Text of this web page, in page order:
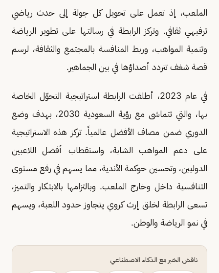
الملعب، إذ تعمل على تحويل كل جولة إلى حدث رياضي
ترفيهي ثقافي. وتركز الرابطة في رسالتها على تطوير الرياضة
وتنمية المواهب، وربط المنافسة بالمجتمع والثقافة، لرسم
قصة شغف تتردد أصداؤها في بين الجماهير.
في عام 2023، أطلقت الرابطة استراتيجية التحوّل الخاصة
بها، والتي تتماشى مع رؤية السعودية 2030، بهدف وضع
الدوري ضمن مصاف الأفضل عالمياً. تركز هذه الاستراتيجية
على دعم المواهب الشابة، واستقطاب أفضل اللاعبين
الدوليين، وتحسين حوكمة الأندية، مما يسهم في رفع مستوى
التنافسية داخل وخارج الملعب. وبالتزامها بالابتكار والتميز،
تسعى الرابطة لخلق إرث كروي يتجاوز حدود اللعبة، ويسهم
في نمو الرياضة والوطن.
ناقش الخبر مع الذكاء الاصطناعي